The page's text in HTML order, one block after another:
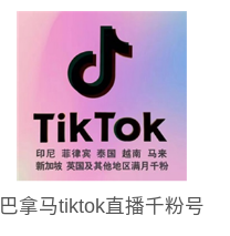
巴拿马tiktok直播千粉号